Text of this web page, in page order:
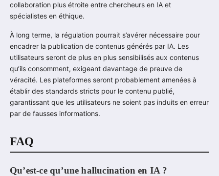
collaboration plus étroite entre chercheurs en IA et
spécialistes en éthique.
À long terme, la régulation pourrait s’avérer nécessaire pour
encadrer la publication de contenus générés par IA. Les
utilisateurs seront de plus en plus sensibilisés aux contenus
qu’ils consomment, exigeant davantage de preuve de
véracité. Les plateformes seront probablement amenées à
établir des standards stricts pour le contenu publié,
garantissant que les utilisateurs ne soient pas induits en erreur
par de fausses informations.
FAQ
Qu’est-ce qu’une hallucination en IA ?